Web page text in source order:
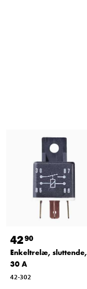
4290
Enkeltrelæ, sluttende,
30 A
42-302